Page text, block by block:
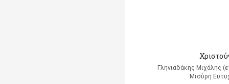
Γληνιαδάκης Μιχάλης
Μισύρη